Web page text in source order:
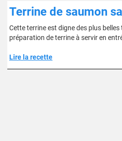
Terrine de saumon
Cette terrine est digne des plus
préparation de terrine à servir en
Lire la recette